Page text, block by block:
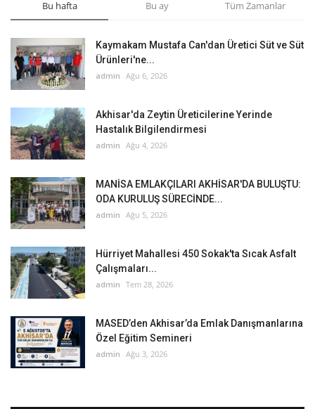
Bu hafta Bu ay Tüm Zamanlar
Kaymakam Mustafa Can'dan Üretici Süt ve Süt
Ürünleri'ne...
admin Ağu 6, 2026
Akhisar'da Zeytin Üreticilerine Yerinde
Hastalık Bilgilendirmesi
admin Ağu 4, 2026
MANİSA EMLAKÇILARI AKHİSAR'DA BULUŞTU:
ODA KURULUŞ SÜRECİNDE...
admin Ağu 5, 2026
Hürriyet Mahallesi 450 Sokak'ta Sıcak Asfalt
Çalışmaları...
admin Tem 28, 2026
MASED’den Akhisar’da Emlak Danışmanlarına
Özel Eğitim Semineri
admin Ağu 3, 2026